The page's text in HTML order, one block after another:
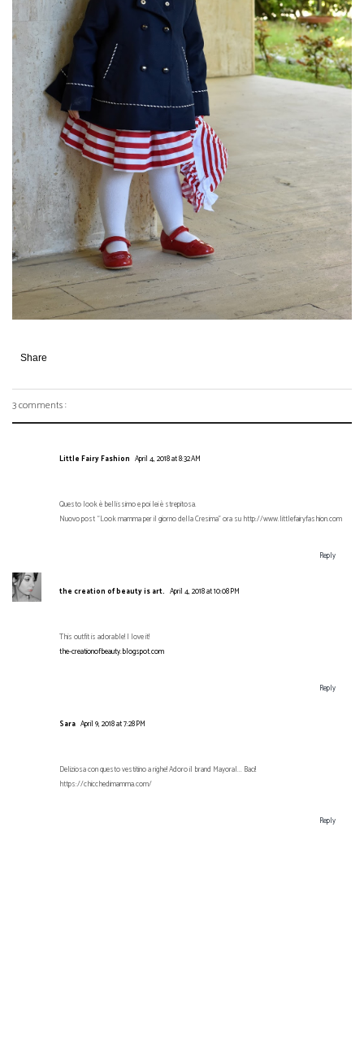
Share
3 comments :
Little Fairy Fashion April 4, 2018 at 8:32 AM
Questo look è bellissimo e poi lei è strepitosa.
Nuovo post “Look mamma per il giorno della Cresima” ora su http://www.littlefairyfashion.com
Reply
the creation of beauty is art. April 4, 2018 at 10:08 PM
This outfit is adorable! I love it!
the-creationofbeauty.blogspot.com
Reply
Sara April 9, 2018 at 7:28 PM
Deliziosa con questo vestitino a righe! Adoro il brand Mayoral... Baci!
https://chicchedimamma.com/
Reply